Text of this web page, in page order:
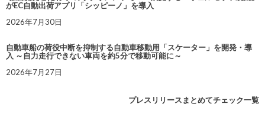
がEC自動出荷アプリ「シッピーノ」を導入
2026年7月30日
自動車船の荷役中断を抑制する自動車移動用「スケーター」を開発・導
入 ～自力走行できない車両を約5分で移動可能に～
2026年7月27日
プレスリリースまとめてチェック一覧